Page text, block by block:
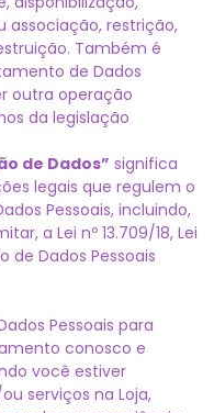
associação, restrição,
Também é
de Dados
outra operação
da legislação
de Dados” significa
legais que regulem o
Pessoais, incluindo,
a Lei nº 13.709/18, Lei
de Dados Pessoais
Pessoais para
conosco e
você estiver
serviços na Loja,